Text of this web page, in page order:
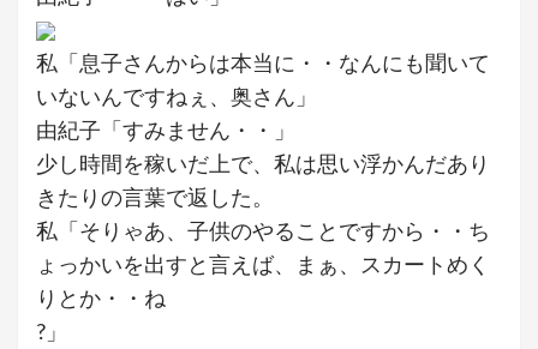
私「息子さんからは本当に・・なんにも聞いて
いないんですねぇ、奥さん」
由紀子「すみません・・」
少し時間を稼いだ上で、私は思い浮かんだあり
きたりの言葉で返した。
私「そりゃあ、子供のやることですから・・ち
ょっかいを出すと言えば、まぁ、スカートめく
りとか・・ね
?」